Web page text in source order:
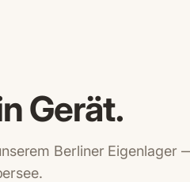
Gerät.
Berliner Eigenlager